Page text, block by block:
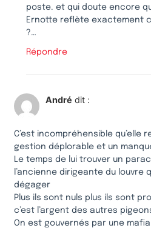
poste. et qui doute encore
Ernotte reflète exactement
?…
Répondre
André dit :
C’est incompréhensible qu’elle
gestion déplorable et un
Le temps de lui trouver un
l’ancienne dirigeante du louvre
dégager
Plus ils sont nuls plus ils sont
c’est l’argent des autres
On est gouvernés par une